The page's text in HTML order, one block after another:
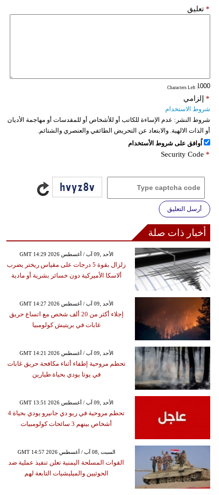
تعليق *
: Characters Left
إلزامي *
شروط الاستخدام
شروط النشر: عدم الإساءة للكاتب أو للأشخاص أو للمقدسات أو مهاجمة الأديان
أو الذات الالهية. والابتعاد عن التحريض الطائفي والعنصري والشتائم.
اُوافق على شروط الأستخدام
Security Code *
أرسل التعليق
أخبار ذات صلة
GMT 14:29 2026 الأحد ,09 آب / أغسطس
زلزال بقوة 5 درجات على مقياس ريختر يضرب
ألاسكا الأميركية دون خسائر بشرية أو مادية
GMT 14:27 2026 الأحد ,09 آب / أغسطس
إجلاء أكثر من 20 ألف شخص مع اتساع حريق
غابات في بريتيش كولومبيا
GMT 14:21 2026 الأحد ,09 آب / أغسطس
تحطم مروحية إطفاء أثناء مكافحة حريق غابات
في يوتا يودي بحياة طيارين
GMT 13:51 2026 الأحد ,09 آب / أغسطس
تحطم مروحية في ريو دي جانيرو يودي بحياة 4
أشخاص بينهم 3 سائحات كولومبيات
GMT 14:57 2026 السبت ,08 آب / أغسطس
القوات المسلحة اليمنية تعلن تنفيذ عملية ضد
الحوثيين والميليشيات التابعة لهم